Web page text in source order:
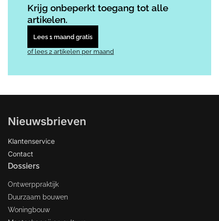
Krijg onbeperkt toegang tot alle
artikelen.
Lees 1 maand gratis
of lees 2 artikelen per maand
Nieuwsbrieven
Klantenservice
Contact
Dossiers
Ontwerppraktijk
Duurzaam bouwen
Woningbouw